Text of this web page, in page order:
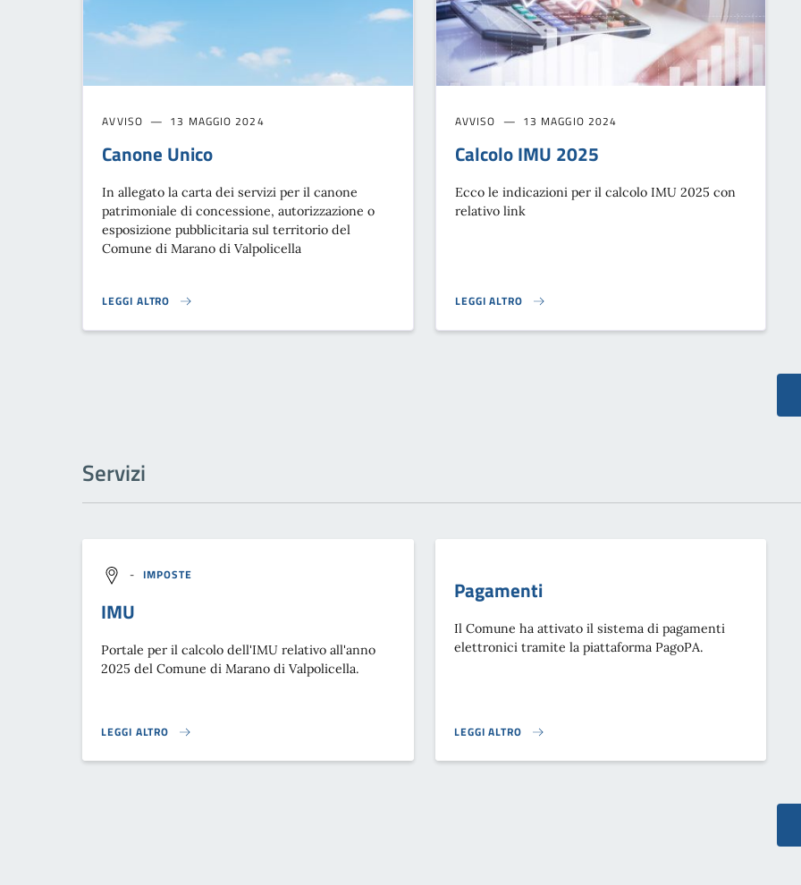
AVVISO 13 MAGGIO 2024
Canone Unico
In allegato la carta dei servizi per il canone
patrimoniale di concessione, autorizzazione o
esposizione pubblicitaria sul territorio del
Comune di Marano di Valpolicella
LEGGI ALTRO
CANONE UNICO}
AVVISO 13 MAGGIO 2024
Calcolo IMU 2025
Ecco le indicazioni per il calcolo IMU 2025 con
relativo link
LEGGI ALTRO
CALCOLO IMU 2025}
Servizi
- IMPOSTE
IMU
Portale per il calcolo dell'IMU relativo all'anno
2025 del Comune di Marano di Valpolicella.
LEGGI ALTRO
IMU}
Pagamenti
Il Comune ha attivato il sistema di pagamenti
elettronici tramite la piattaforma PagoPA.
LEGGI ALTRO
PAGAMENTI}